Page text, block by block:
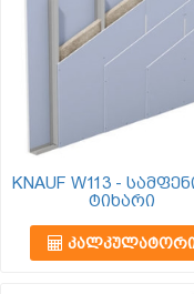
KNAUF W113 -
ტიხარი